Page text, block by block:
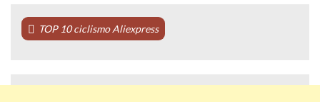
TOP 10 ciclismo Aliexpress